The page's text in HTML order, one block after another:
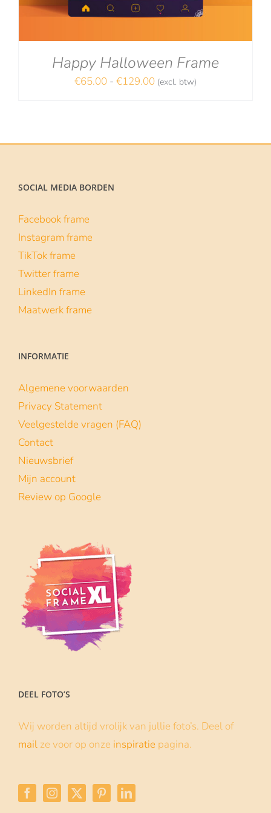
Happy Halloween Frame
€65.00 - €129.00Prijsklasse:
(excl. btw)
SOCIAL MEDIA BORDEN
Facebook frame
Instagram frame
TikTok frame
Twitter frame
LinkedIn frame
Maatwerk frame
INFORMATIE
Algemene voorwaarden
Privacy Statement
Veelgestelde vragen (FAQ)
Contact
Nieuwsbrief
Mijn account
Review op Google
DEEL FOTO’S
Wij worden altijd vrolijk van jullie foto’s. Deel of
mail ze voor op onze inspiratie pagina.